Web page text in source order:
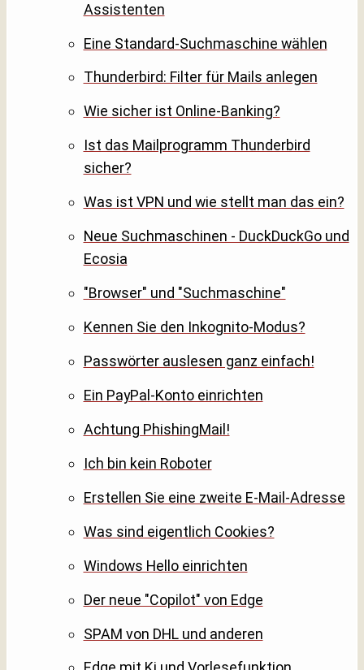
Assistenten
Eine Standard-Suchmaschine wählen
Thunderbird: Filter für Mails anlegen
Wie sicher ist Online-Banking?
Ist das Mailprogramm Thunderbird
sicher?
Was ist VPN und wie stellt man das ein?
Neue Suchmaschinen - DuckDuckGo und
Ecosia
"Browser" und "Suchmaschine"
Kennen Sie den Inkognito-Modus?
Passwörter auslesen ganz einfach!
Ein PayPal-Konto einrichten
Achtung PhishingMail!
Ich bin kein Roboter
Erstellen Sie eine zweite E-Mail-Adresse
Was sind eigentlich Cookies?
Windows Hello einrichten
Der neue "Copilot" von Edge
SPAM von DHL und anderen